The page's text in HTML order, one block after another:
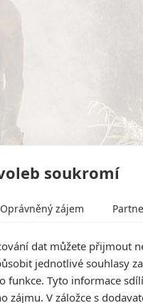
legendy je tady | Fandíme
soukromí
Oprávněný zájem
dat můžete přijmout
jednotlivé souhlasy
funkce. Tyto informace
zájmu. V záložce s